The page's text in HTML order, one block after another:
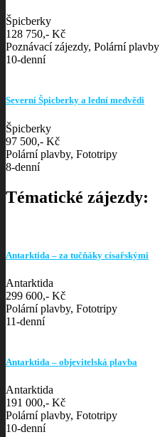
Špicberky
128 750,- Kč
Poznávací zájezdy, Polární plavby
10-denní
Severní Špicberky a lední medvědi
Špicberky
97 500,- Kč
Polární plavby, Fototripy
8-denní
Tématické zájezdy:
Antarktida – za tučňáky císařskými
Antarktida
299 600,- Kč
Polární plavby, Fototripy
11-denní
Antarktida – objevitelská plavba
Antarktida
191 000,- Kč
Polární plavby, Fototripy
10-denní